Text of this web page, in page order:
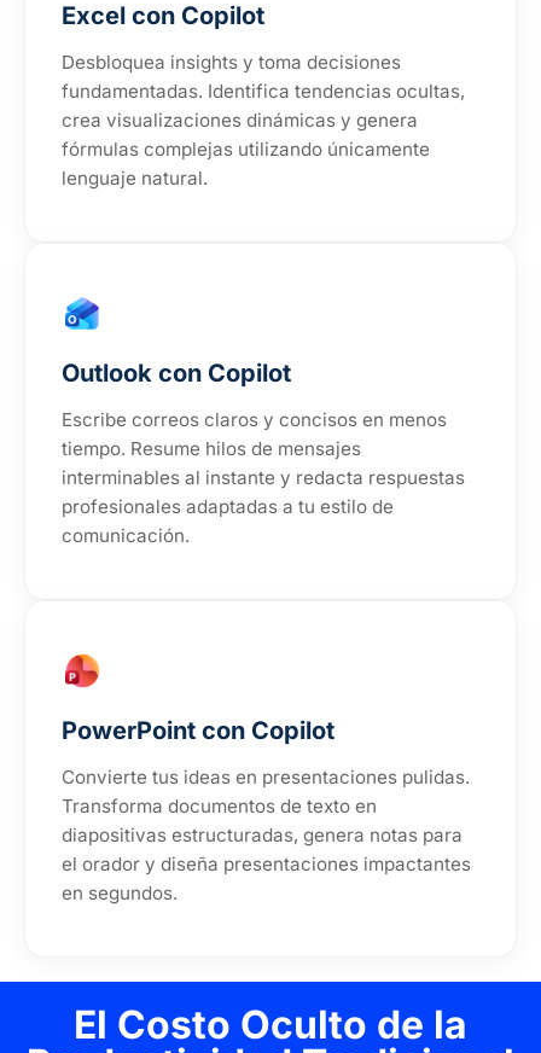
Excel con Copilot
Desbloquea insights y toma decisiones
fundamentadas. Identifica tendencias ocultas,
crea visualizaciones dinámicas y genera
fórmulas complejas utilizando únicamente
lenguaje natural.
Outlook con Copilot
Escribe correos claros y concisos en menos
tiempo. Resume hilos de mensajes
interminables al instante y redacta respuestas
profesionales adaptadas a tu estilo de
comunicación.
PowerPoint con Copilot
Convierte tus ideas en presentaciones pulidas.
Transforma documentos de texto en
diapositivas estructuradas, genera notas para
el orador y diseña presentaciones impactantes
en segundos.
El Costo Oculto de la